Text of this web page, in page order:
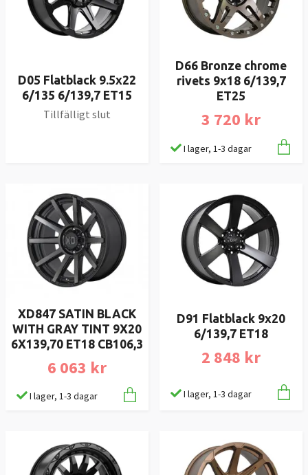
D05 Flatblack 9.5x22
6/135 6/139,7 ET15
Tillfälligt slut
D66 Bronze chrome
rivets 9x18 6/139,7
ET25
3 720 kr
I lager, 1-3 dagar
XD847 SATIN BLACK
WITH GRAY TINT 9X20
6X139,70 ET18 CB106,3
6 063 kr
I lager, 1-3 dagar
D91 Flatblack 9x20
6/139,7 ET18
2 848 kr
I lager, 1-3 dagar